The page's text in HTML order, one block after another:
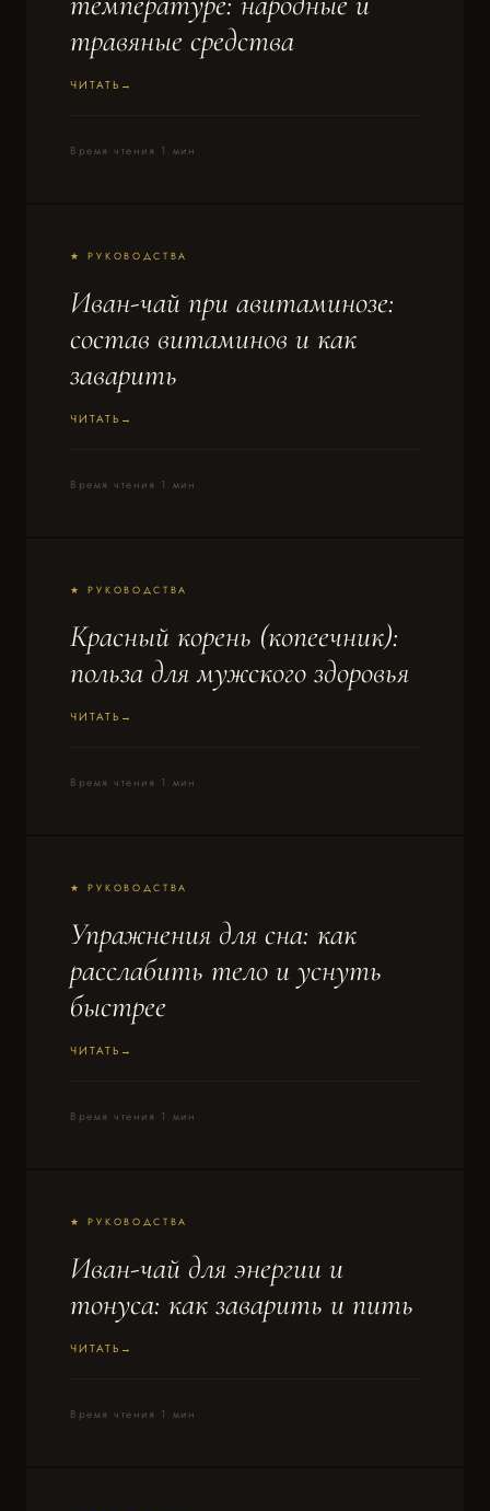
травяные средства
ЧИТАТЬ
Время чтения 1 мин
★ РУКОВОДСТВА
Иван-чай при авитаминозе:
состав витаминов и как
заварить
ЧИТАТЬ
Время чтения 1 мин
★ РУКОВОДСТВА
Красный корень (копеечник):
польза для мужского здоровья
ЧИТАТЬ
Время чтения 1 мин
★ РУКОВОДСТВА
Упражнения для сна: как
расслабить тело и уснуть
быстрее
ЧИТАТЬ
Время чтения 1 мин
★ РУКОВОДСТВА
Иван-чай для энергии и
тонуса: как заварить и пить
ЧИТАТЬ
Время чтения 1 мин